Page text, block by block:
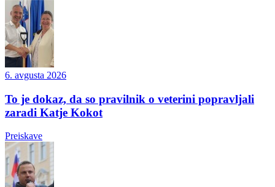
6. avgusta 2026
To je dokaz, da so pravilnik o veterini popravljali
zaradi Katje Kokot
Preiskave